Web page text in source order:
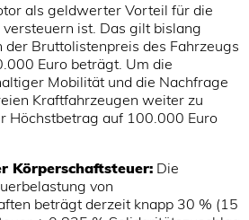
als geldwerter Vorteil für die
ist. Das gilt bislang
der Bruttolistenpreis des Fahrzeugs
Euro beträgt. Um die
Mobilität und die Nachfrage
Kraftfahrzeugen weiter zu
Höchstbetrag auf 100.000 Euro
Körperschaftsteuer:Die
von
beträgt derzeit knapp 30 % (15